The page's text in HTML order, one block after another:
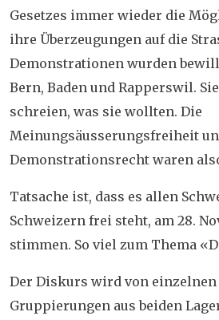
Gesetzes immer wieder die
ihre Überzeugungen auf die
Demonstrationen wurden
Bern, Baden und Rapperswil.
schreien, was sie wollten. Die
Meinungsäusserungsfreiheit
Demonstrationsrecht waren
Tatsache ist, dass es allen
Schweizern frei steht, am 28.
stimmen. So viel zum Thema
Der Diskurs wird von einzelnen
Gruppierungen aus beiden